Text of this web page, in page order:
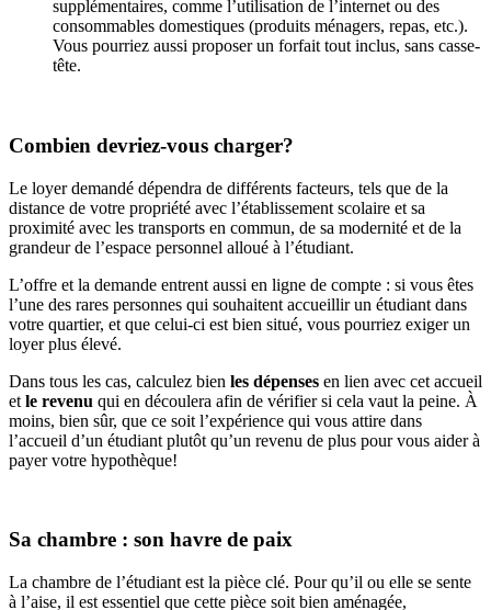
supplémentaires, comme l’utilisation de l’internet ou des
consommables domestiques (produits ménagers, repas, etc.).
Vous pourriez aussi proposer un forfait tout inclus, sans casse-
tête.
Combien devriez-vous charger?
Le loyer demandé dépendra de différents facteurs, tels que de la
distance de votre propriété avec l’établissement scolaire et sa
proximité avec les transports en commun, de sa modernité et de la
grandeur de l’espace personnel alloué à l’étudiant.
L’offre et la demande entrent aussi en ligne de compte : si vous êtes
l’une des rares personnes qui souhaitent accueillir un étudiant dans
votre quartier, et que celui-ci est bien situé, vous pourriez exiger un
loyer plus élevé.
Dans tous les cas, calculez bien les dépenses en lien avec cet accueil
et le revenu qui en découlera afin de vérifier si cela vaut la peine. À
moins, bien sûr, que ce soit l’expérience qui vous attire dans
l’accueil d’un étudiant plutôt qu’un revenu de plus pour vous aider à
payer votre hypothèque!
Sa chambre : son havre de paix
La chambre de l’étudiant est la pièce clé. Pour qu’il ou elle se sente
à l’aise, il est essentiel que cette pièce soit bien aménagée,